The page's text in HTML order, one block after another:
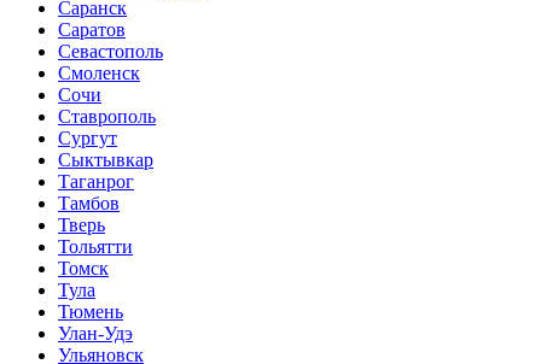
Саранск
Саратов
Севастополь
Смоленск
Сочи
Ставрополь
Сургут
Сыктывкар
Таганрог
Тамбов
Тверь
Тольятти
Томск
Тула
Тюмень
Улан-Удэ
Ульяновск